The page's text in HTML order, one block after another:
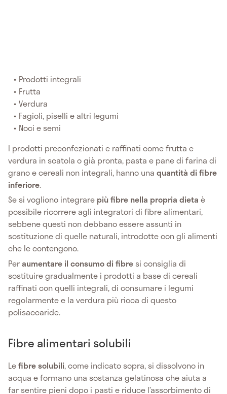
Prodotti integrali
Frutta
Verdura
Fagioli, piselli e altri legumi
Noci e semi
I prodotti preconfezionati e raffinati come frutta e
verdura in scatola o già pronta, pasta e pane di farina di
grano e cereali non integrali, hanno una quantità di fibre
inferiore.
Se si vogliono integrare più fibre nella propria dieta è
possibile ricorrere agli integratori di fibre alimentari,
sebbene questi non debbano essere assunti in
sostituzione di quelle naturali, introdotte con gli alimenti
che le contengono.
Peraumentare il consumo di fibre si consiglia di
sostituire gradualmente i prodotti a base di cereali
raffinati con quelli integrali, di consumare i legumi
regolarmente e la verdura più ricca di questo
polisaccaride.
Fibre alimentari solubili
Lefibre solubili, come indicato sopra, si dissolvono in
acqua e formano una sostanza gelatinosa che aiuta a
far sentire pieni dopo i pasti e riduce l’assorbimento di